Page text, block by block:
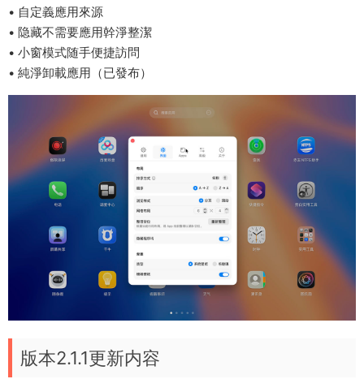
• 自定義應用來源
• 隐藏不需要應用幹淨整潔
• 小窗模式随手便捷訪問
• 純淨卸載應用（已發布）
版本2.1.1更新内容